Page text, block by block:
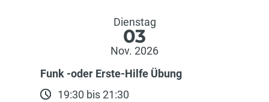
Dienstag
03
Nov. 2026
Funk -oder Erste-Hilfe Übung
19:30 bis 21:30